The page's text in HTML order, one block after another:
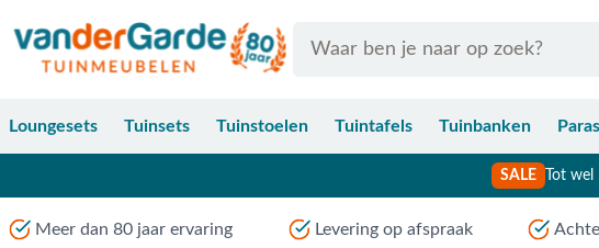
Loungesets Tuinsets Tuinstoelen Tuintafels Tuinbanken
SALE Tot
Meer dan 80 jaar ervaring Levering op afspraak